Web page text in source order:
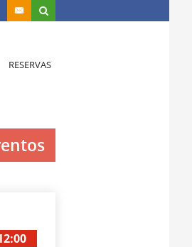
RESERVAS